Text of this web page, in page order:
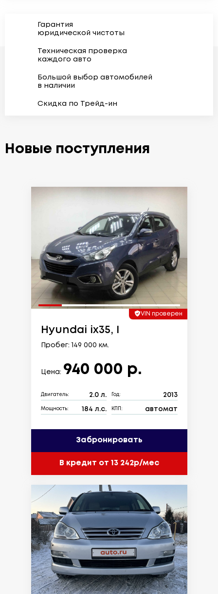
Гарантия
юридической чистоты
Техническая проверка
каждого авто
Большой выбор автомобилей
в наличии
Скидка по Трейд-ин
Новые поступления
VIN проверен
Hyundai ix35, I
Пробег: 149 000 км.
Цена: 940 000 р.
Двигатель: 2.0 л. Год: 2013
Мощность: 184 л.с. КПП: автомат
Забронировать
В кредит от 13 242р/мес